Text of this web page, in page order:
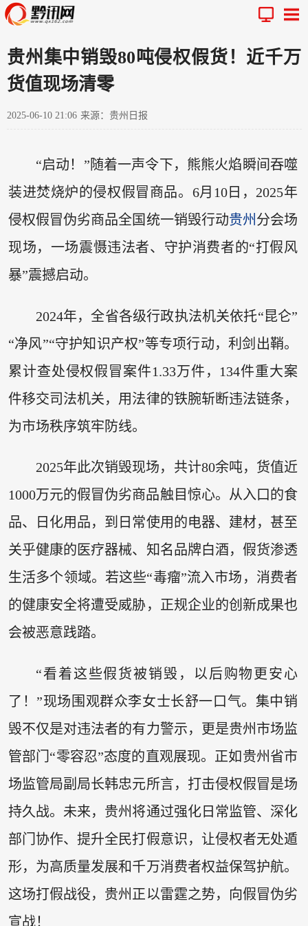
贵州集中销毁80吨侵权假货！近千万
货值现场清零
2025-06-10 21:06 来源：贵州日报
“启动！”随着一声令下，熊熊火焰瞬间吞噬
装进焚烧炉的侵权假冒商品。6月10日，2025年
侵权假冒伪劣商品全国统一销毁行动贵州 分会场
现场，一场震慑违法者、守护消费者的“打假风
暴”震撼启动。
2024年，全省各级行政执法机关依托“昆仑”
“净风”“守护知识产权”等专项行动，利剑出鞘。
累计查处侵权假冒案件1.33万件，134件重大案
件移交司法机关，用法律的铁腕斩断违法链条，
为市场秩序筑牢防线。
2025年此次销毁现场，共计80余吨，货值近
1000万元的假冒伪劣商品触目惊心。从入口的食
品、日化用品，到日常使用的电器、建材，甚至
关乎健康的医疗器械、知名品牌白酒，假货渗透
生活多个领域。若这些“毒瘤”流入市场，消费者
的健康安全将遭受威胁，正规企业的创新成果也
会被恶意践踏。
“看着这些假货被销毁，以后购物更安心
了！”现场围观群众李女士长舒一口气。集中销
毁不仅是对违法者的有力警示，更是贵州市场监
管部门“零容忍”态度的直观展现。正如贵州省市
场监管局副局长韩忠元所言，打击侵权假冒是场
持久战。未来，贵州将通过强化日常监管、深化
部门协作、提升全民打假意识，让侵权者无处遁
形，为高质量发展和千万消费者权益保驾护航。
这场打假战役，贵州正以雷霆之势，向假冒伪劣
宣战！